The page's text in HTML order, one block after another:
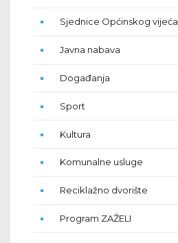
Sjednice Općinskog vijeća
Javna nabava
Događanja
Sport
Kultura
Komunalne usluge
Reciklažno dvorište
Program ZAŽELI